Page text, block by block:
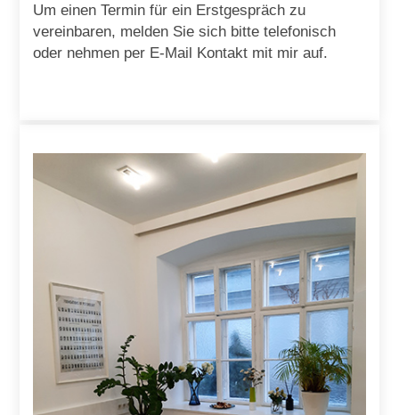
Um einen Termin für ein Erstgespräch zu
vereinbaren, melden Sie sich bitte telefonisch
oder nehmen per E-Mail Kontakt mit mir auf.